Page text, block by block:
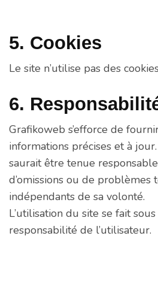
5. Cookies
Le site n’utilise pas des
6.
Grafikoweb s’efforce de
informations précises et à
saurait être tenue responsable
d’omissions ou de problèmes
indépendants de sa volonté.
L’utilisation du site se fait sous
responsabilité de l’utilisateur.